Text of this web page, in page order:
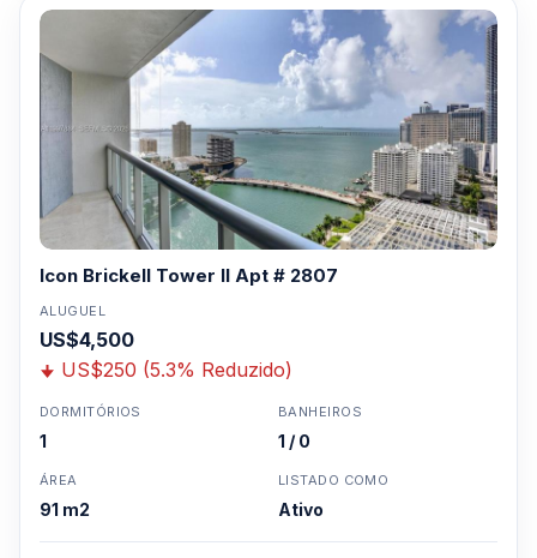
Icon Brickell Tower II Apt # 2807
ALUGUEL
US$4,500
US$250 (5.3% Reduzido)
DORMITÓRIOS
1
BANHEIROS
1 / 0
ÁREA
91 m2
LISTADO COMO
Ativo